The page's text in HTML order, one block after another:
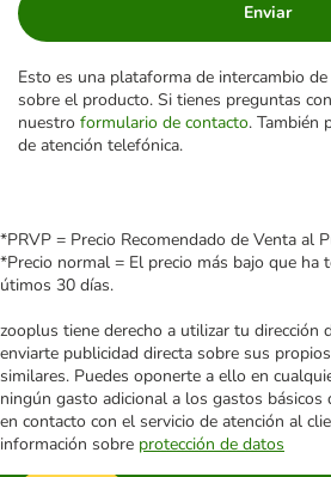
Enviar
Esto es una plataforma de intercambio
sobre el producto. Si tienes preguntas
nuestro formulario de contacto. También
de atención telefónica.
*PRVP = Precio Recomendado de Venta al
*Precio normal = El precio más bajo que ha
útimos 30 días.
zooplus tiene derecho a utilizar tu dirección
enviarte publicidad directa sobre sus
similares. Puedes oponerte a ello en
ningún gasto adicional a los gastos
en contacto con el servicio de atención al
información sobre protección de datos